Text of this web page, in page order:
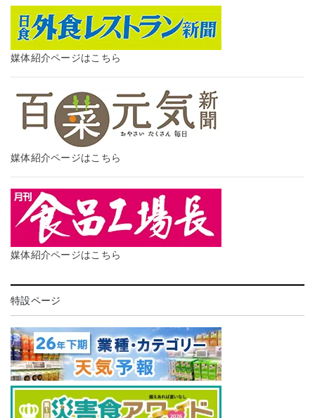
媒体紹介ページはこちら
媒体紹介ページはこちら
媒体紹介ページはこちら
特設ページ